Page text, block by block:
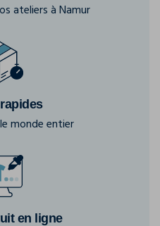
ateliers à Namur
monde entier
en ligne